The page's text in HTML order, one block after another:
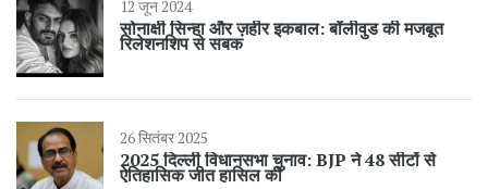
12 जून 2024
सोनाक्षी सिन्हा और ज़हीर इकबाल: बॉलीवुड की मजबूत
रिलेशनशिप से सबक
26 सितंबर 2025
2025 दिल्ली विधानसभा चुनाव: BJP ने 48 सीटों से
ऐतिहासिक जीत हासिल की